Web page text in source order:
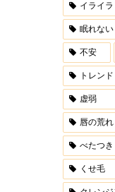
イライラ
眠れない
不安
トレンド
虚弱
唇の荒れ
べたつき
くせ毛